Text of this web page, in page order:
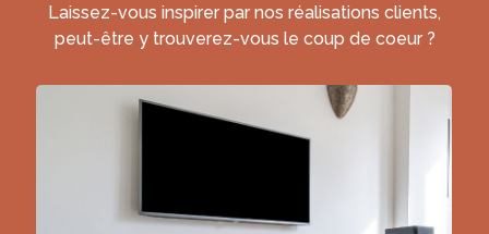
Laissez-vous inspirer par nos réalisations clients,
peut-être y trouverez-vous le coup de coeur ?